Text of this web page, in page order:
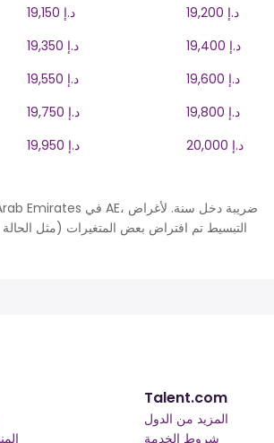
19,150 د.إ
19,200 د.إ
19,350 د.إ
19,400 د.إ
19,550 د.إ
19,600 د.إ
19,750 د.إ
19,800 د.إ
19,950 د.إ 20,000 د.إ
التبسيط تم افتراض بعض المتغيرات (مثل
Talent.com
المزيد من الدول
شروط الخدمة